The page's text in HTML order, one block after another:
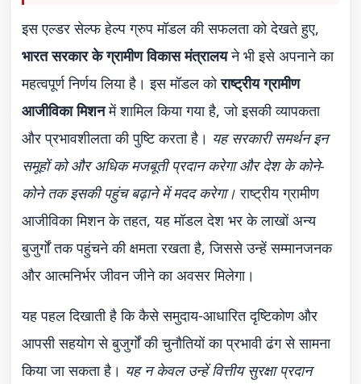
इस एल्डर सेल्फ हेल्प ग्रुप मॉडल की सफलता को देखते हुए,
भारत सरकार के ग्रामीण विकास मंत्रालयने भी इसे अपनाने का
महत्वपूर्ण निर्णय लिया है। इस मॉडल कोराष्ट्रीय ग्रामीण
आजीविका मिशनमें शामिल किया गया है, जो इसकी व्यापकता
और प्रभावशीलता की पुष्टि करता है। यह सरकारी समर्थन इन
समूहों को और अधिक मजबूती प्रदान करेगा और देश के कोने-
कोने तक इसकी पहुंच बढ़ाने में मदद करेगा। राष्ट्रीय ग्रामीण
आजीविका मिशन के तहत, यह मॉडल देश भर के लाखों अन्य
बुजुर्गों तक पहुंचने की क्षमता रखता है, जिससे उन्हें सम्मानजनक
और आत्मनिर्भर जीवन जीने का अवसर मिलेगा।
यह पहल दिखाती है कि कैसे समुदाय-आधारित दृष्टिकोण और
आपसी सहयोग से बुजुर्गों की चुनौतियों का प्रभावी ढंग से सामना
किया जा सकता है। यह न केवल उन्हें वित्तीय सुरक्षा प्रदान